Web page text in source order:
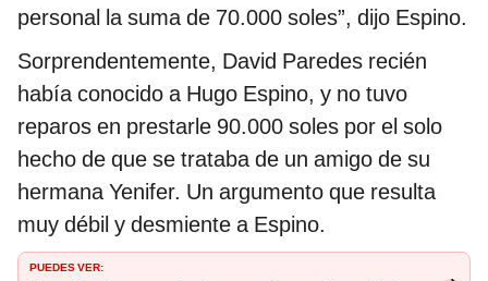
personal la suma de 70.000 soles”, dijo Espino.
Sorprendentemente, David Paredes recién
había conocido a Hugo Espino, y no tuvo
reparos en prestarle 90.000 soles por el solo
hecho de que se trataba de un amigo de su
hermana Yenifer. Un argumento que resulta
muy débil y desmiente a Espino.
PUEDES VER: